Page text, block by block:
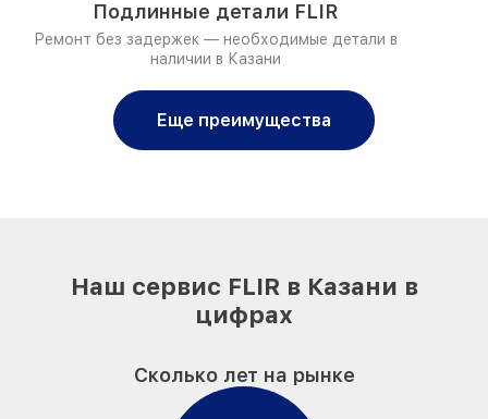
Подлинные детали FLIR
Ремонт без задержек — необходимые детали в
наличии в Казани
Еще преимущества
Наш сервис FLIR в Казани в
цифрах
Сколько лет на рынке